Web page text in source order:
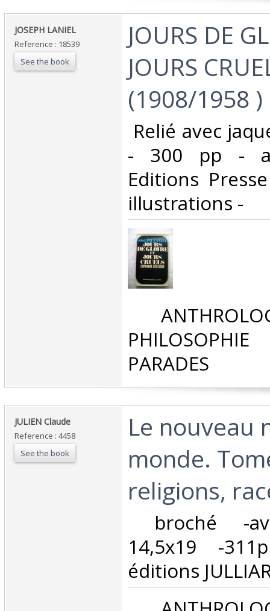
‎JOSEPH LANIEL‎
Reference : 18539
See the book
‎JOURS DE
JOURS
(1908/1958 )‎
Relié avec
- 300 pp -
Editions
illustrations - ‎
PHILOSOPHIE
PARADES‎
‎JULIEN Claude‎
Reference : 4458
See the book
‎Le nouveau
monde.
religions,
broché -
14,5x19 -
éditions